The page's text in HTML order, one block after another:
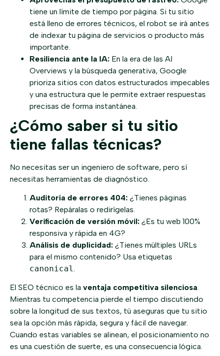
tiene un límite de tiempo por página. Si tu sitio
está lleno de errores técnicos, el robot se irá antes
de indexar tu página de servicios o producto más
importante.
Resiliencia ante la IA: En la era de las AI
Overviews y la búsqueda generativa, Google
prioriza sitios con datos estructurados impecables
y una estructura que le permite extraer respuestas
precisas de forma instantánea.
¿Cómo saber si tu sitio
tiene fallas técnicas?
No necesitas ser un ingeniero de software, pero sí
necesitas herramientas de diagnóstico.
Auditoría de errores 404: ¿Tienes páginas
rotas? Repáralas o redirígelas.
Verificación de versión móvil: ¿Es tu web 100%
responsiva y rápida en 4G?
Análisis de duplicidad: ¿Tienes múltiples URLs
para el mismo contenido? Usa etiquetas
canonical.
El SEO técnico es la ventaja competitiva silenciosa.
Mientras tu competencia pierde el tiempo discutiendo
sobre la longitud de sus textos, tú aseguras que tu sitio
sea la opción más rápida, segura y fácil de navegar.
Cuando estas variables se alinean, el posicionamiento no
es una cuestión de suerte, es una consecuencia lógica.